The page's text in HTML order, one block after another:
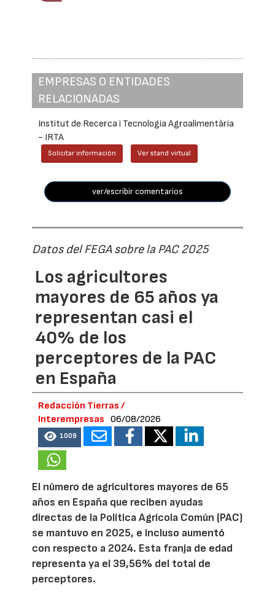
EMPRESAS O ENTIDADES
RELACIONADAS
Institut de Recerca i Tecnologia Agroalimentària
- IRTA
Solicitar información Ver stand virtual
ver/escribir comentarios
Datos del FEGA sobre la PAC 2025
Los agricultores
mayores de 65 años ya
representan casi el
40% de los
perceptores de la PAC
en España
Redacción Tierras /
Interempresas
06/08/2026
1009
El número de agricultores mayores de 65
años en España que reciben ayudas
directas de la Política Agrícola Común (PAC)
se mantuvo en 2025, e incluso aumentó
con respecto a 2024. Esta franja de edad
representa ya el 39,56% del total de
perceptores.